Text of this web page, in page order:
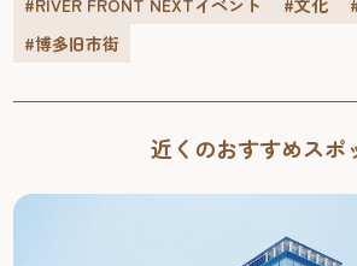
#博多旧市街
近くのおすすめスポ